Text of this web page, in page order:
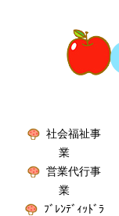
社会福祉事
業
営業代行事
業
ﾌﾞﾚﾝﾃﾞｨｯﾄﾞﾗ